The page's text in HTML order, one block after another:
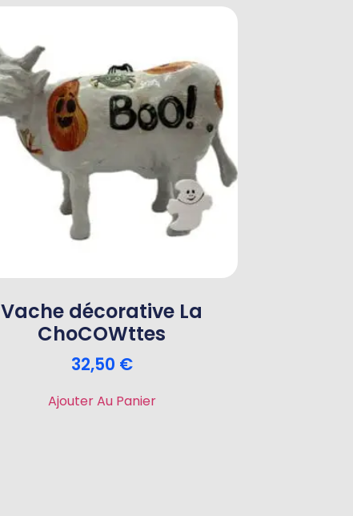
Vache décorative La
ChoCOWttes
32,50 €
Ajouter Au Panier